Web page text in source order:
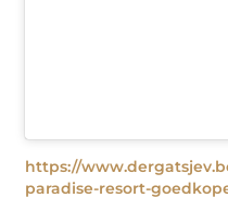
https://
paradise-resort-